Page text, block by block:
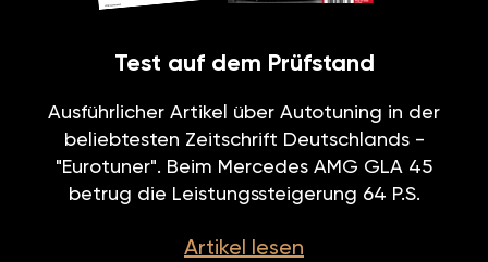
Test auf dem Prüfstand
Ausführlicher Artikel über Autotuning in der
beliebtesten Zeitschrift Deutschlands -
"Eurotuner". Beim Mercedes AMG GLA 45
betrug die Leistungssteigerung 64 P.S.
Artikel lesen